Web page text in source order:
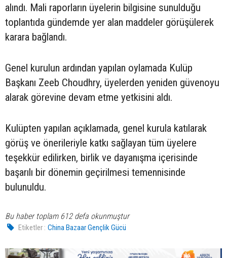
alındı. Mali raporların üyelerin bilgisine sunulduğu
toplantıda gündemde yer alan maddeler görüşülerek
karara bağlandı.
Genel kurulun ardından yapılan oylamada Kulüp
Başkanı Zeeb Choudhry, üyelerden yeniden güvenoyu
alarak görevine devam etme yetkisini aldı.
Kulüpten yapılan açıklamada, genel kurula katılarak
görüş ve önerileriyle katkı sağlayan tüm üyelere
teşekkür edilirken, birlik ve dayanışma içerisinde
başarılı bir dönemin geçirilmesi temennisinde
bulunuldu.
Bu haber toplam 612 defa okunmuştur
Etiketler : China Bazaar Gençlik Gücü